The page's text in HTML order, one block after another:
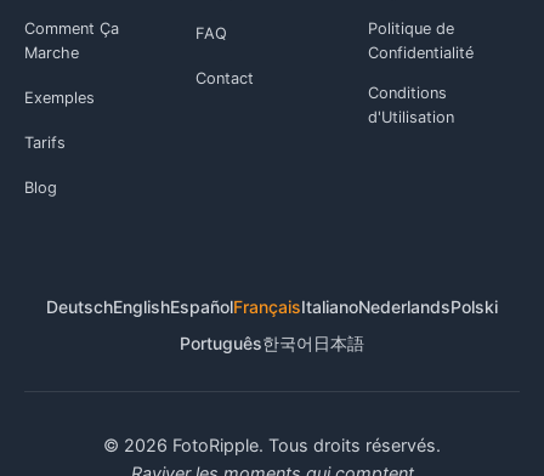
Comment Ça
Marche
Exemples
Tarifs
Blog
FAQ
Contact
Politique de
Confidentialité
Conditions
d'Utilisation
DeutschEnglishEspañolFrançaisItalianoNederlandsPolski
Português한국어 日本語
© 2026 FotoRipple. Tous droits réservés.